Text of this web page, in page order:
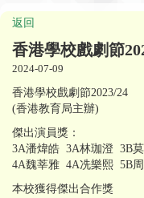
返回
香港學校戲劇節
2024-07-09
香港學校戲劇節2023/24
(香港教育局主辦)
傑出演員獎：
3A潘煒皓 3A林珈澄 3B
4A魏莘雅 4A冼樂熙 5B
本校獲得傑出合作獎